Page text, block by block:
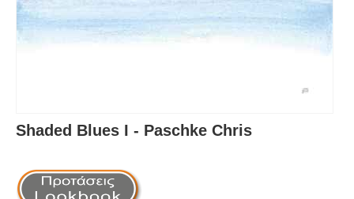
Shaded Blues I - Paschke Chris